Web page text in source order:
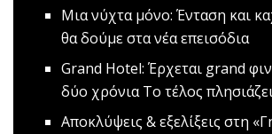
Μια νύχτα μόνο: Ένταση και
θα δούμε στα νέα επεισόδια
Grand Hotel: Έρχεται grand
δύο χρόνιαΤο τέλος
Αποκλύψεις & εξελίξεις στη